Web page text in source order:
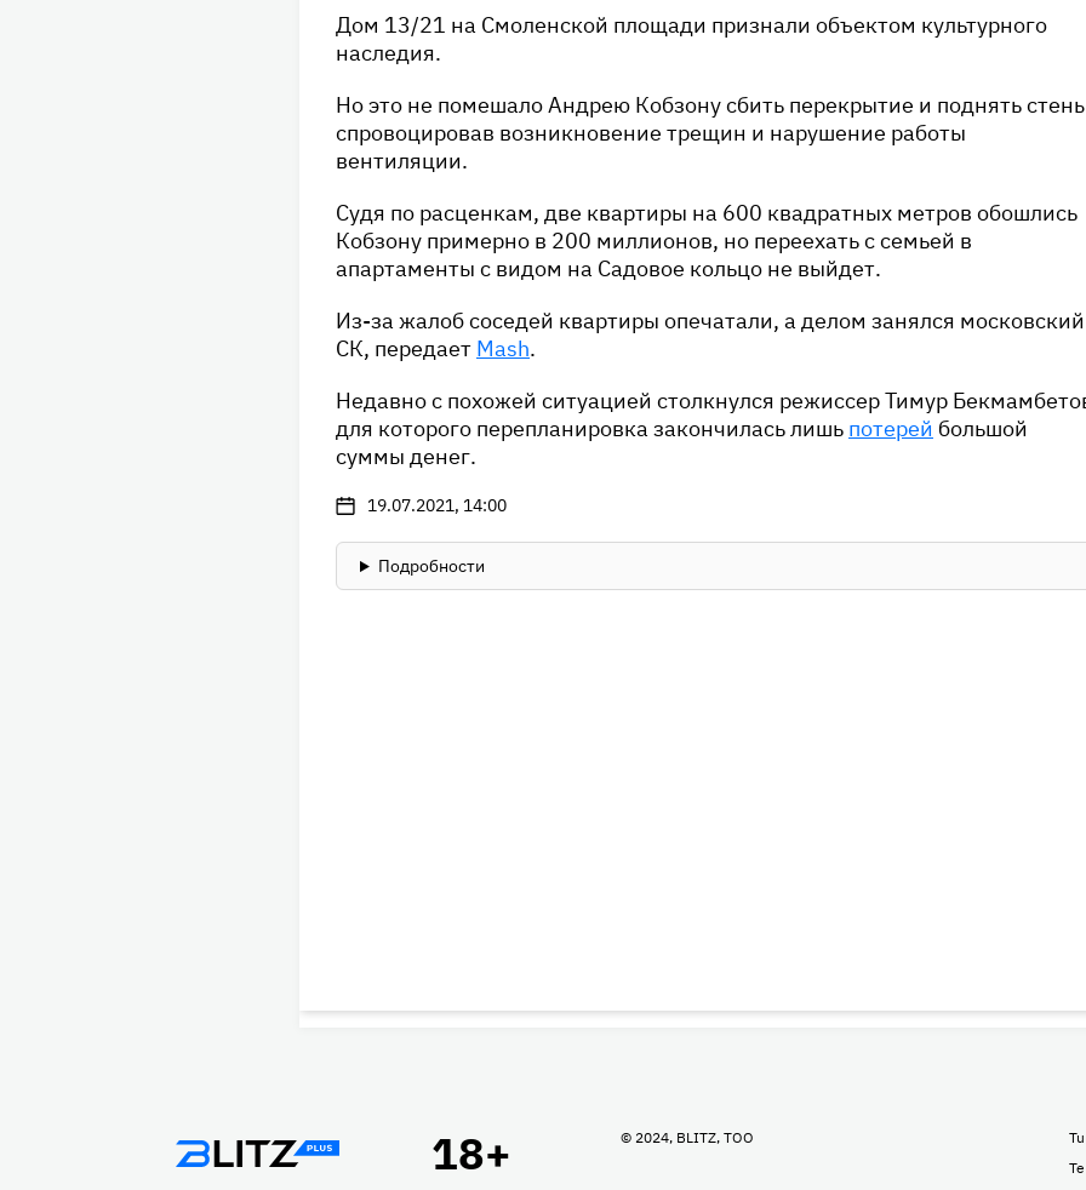
Дом 13/21 на Смоленской площади признали объектом культурного
наследия.
Но это не помешало Андрею Кобзону сбить перекрытие и поднять
спровоцировав возникновение трещин и нарушение работы
вентиляции.
Судя по расценкам, две квартиры на 600 квадратных метров обошлись
Кобзону примерно в 200 миллионов, но переехать с семьей в
апартаменты с видом на Садовое кольцо не выйдет.
Из-за жалоб соседей квартиры опечатали, а делом занялся московский
СК, передает Mash.
Недавно с похожей ситуацией столкнулся режиссер Тимур
для которого перепланировка закончилась лишь потерей большой
суммы денег.
19.07.2021, 14:00
Подробности
Подвал
© 2024, BLITZ, TOO